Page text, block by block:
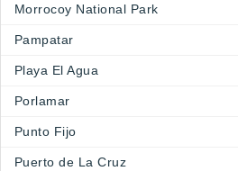
Morrocoy National Park
Pampatar
Playa El Agua
Porlamar
Punto Fijo
Puerto de La Cruz